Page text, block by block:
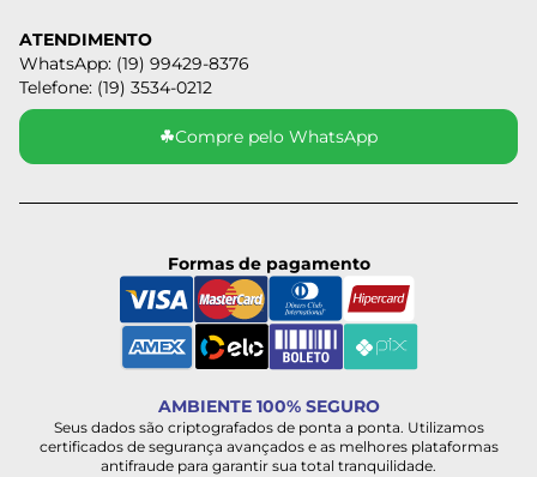
ATENDIMENTO
WhatsApp: (19) 99429-8376
Telefone: (19) 3534-0212
☘Compre pelo WhatsApp
Formas de pagamento
AMBIENTE 100% SEGURO
Seus dados são criptografados de ponta a ponta. Utilizamos
certificados de segurança avançados e as melhores plataformas
antifraude para garantir sua total tranquilidade.